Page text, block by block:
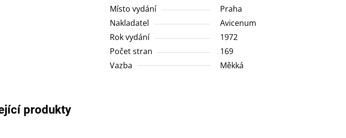
Místo vydání
Praha
Nakladatel
Avicenum
Rok vydání
1972
Počet stran
169
Vazba
Měkká
produkty